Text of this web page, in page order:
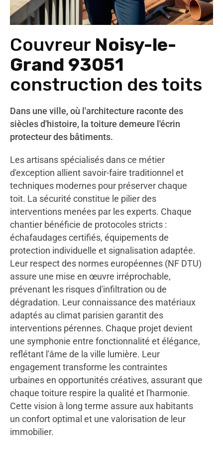
Couvreur Noisy-le-
Grand 93051
construction des toits
Dans une ville, où l'architecture raconte des
siècles d'histoire, la toiture demeure l'écrin
protecteur des bâtiments.
Les artisans spécialisés dans ce métier
d'exception allient savoir-faire traditionnel et
techniques modernes pour préserver chaque
toit. La sécurité constitue le pilier des
interventions menées par les experts. Chaque
chantier bénéficie de protocoles stricts :
échafaudages certifiés, équipements de
protection individuelle et signalisation adaptée.
Leur respect des normes européennes (NF DTU)
assure une mise en œuvre irréprochable,
prévenant les risques d'infiltration ou de
dégradation. Leur connaissance des matériaux
adaptés au climat parisien garantit des
interventions pérennes. Chaque projet devient
une symphonie entre fonctionnalité et élégance,
reflétant l'âme de la ville lumière. Leur
engagement transforme les contraintes
urbaines en opportunités créatives, assurant que
chaque toiture respire la qualité et l'harmonie.
Cette vision à long terme assure aux habitants
un confort optimal et une valorisation de leur
immobilier.